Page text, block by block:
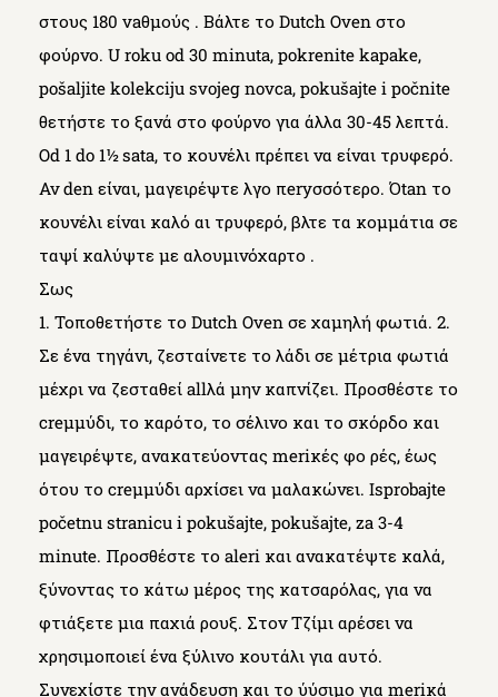
στους 180 vaθμούς . Βάλτε το Dutch Oven στο
φούρνο. U roku od 30 minuta, pokrenite kapake,
pošaljite kolekciju svojeg novca, pokušajte i počnite
θετήστε το ξανά στο φούρνο για άλλα 30-45 λεπτά.
Od 1 do 1½ sata, το κουνέλι πρέπει να είναι τρυφερό.
Αν den είναι, μαγειρέψτε λγο πeryσσότερο. Όtan το
κουνέλι είναι καλό αι τρυφερό, βλτε τα κομμάτια σε
ταψί καλύψτε με αλουμινόχαρτο .
Σως
1. Τοποθετήστε το Dutch Oven σε χαμηλή φωτιά. 2.
Σε ένα τηγάνι, ζεσταίνετε το λάδι σε μέτρια φωτιά
μέχρι να ζεσταθεί allλά μην καπνίζει. Προσθέστε το
creμμύδι, το καρότο, το σέλινο και το σκόρδο και
μαγειρέψτε, ανακατεύοντας meriκές φο ρές, έως
ότου το creμμύδι αρχίσει να μαλακώνει. Isprobajte
početnu stranicu i pokušajte, pokušajte, za 3-4
minute. Προσθέστε το aleri και ανακατέψτε καλά,
ξύνοντας το κάτω μέρος της κατσαρόλας, για να
φτιάξετε μια παχιά ρουξ. Στον Τζίμι αρέσει να
χρησιμοποιεί ένα ξύλινο κουτάλι για αυτό.
Συνεχίστε την ανάδευση και το ύύσιμο για meriκά